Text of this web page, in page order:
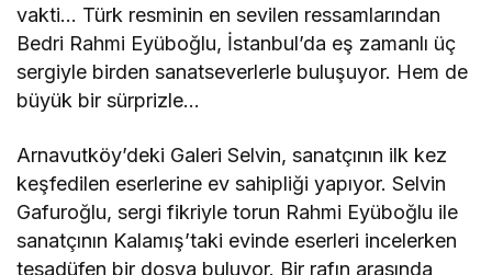
vakti… Türk resminin en sevilen ressamlarından
Bedri Rahmi Eyüboğlu, İstanbul’da eş zamanlı üç
sergiyle birden sanatseverlerle buluşuyor. Hem de
büyük bir sürprizle…
Arnavutköy’deki Galeri Selvin, sanatçının ilk kez
keşfedilen eserlerine ev sahipliği yapıyor. Selvin
Gafuroğlu, sergi fikriyle torun Rahmi Eyüboğlu ile
sanatçının Kalamış’taki evinde eserleri incelerken
tesadüfen bir dosya buluyor. Bir rafın arasında